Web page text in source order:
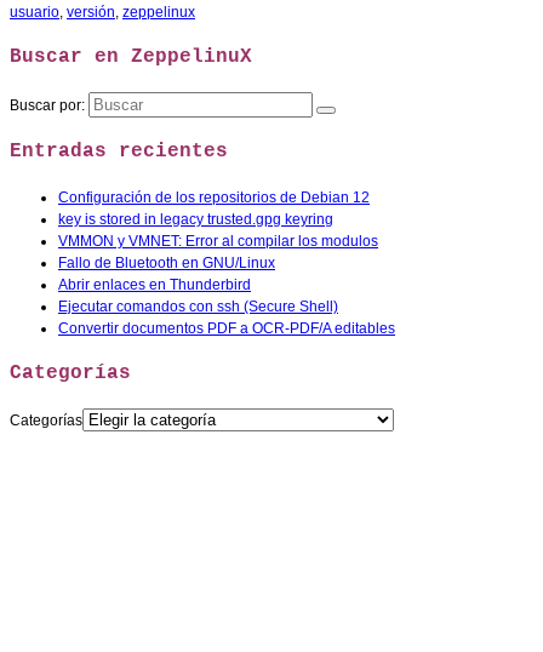
usuario versión zeppelinux
Buscar en ZeppelinuX
Buscar por:
Entradas recientes
Configuración de los repositorios de Debian 12
key is stored in legacy trusted.gpg keyring
VMMON y VMNET: Error al compilar los modulos
Fallo de Bluetooth en GNU/Linux
Abrir enlaces en Thunderbird
Ejecutar comandos con ssh (Secure Shell)
Convertir documentos PDF a OCR-PDF/A editables
Categorías
Categorías